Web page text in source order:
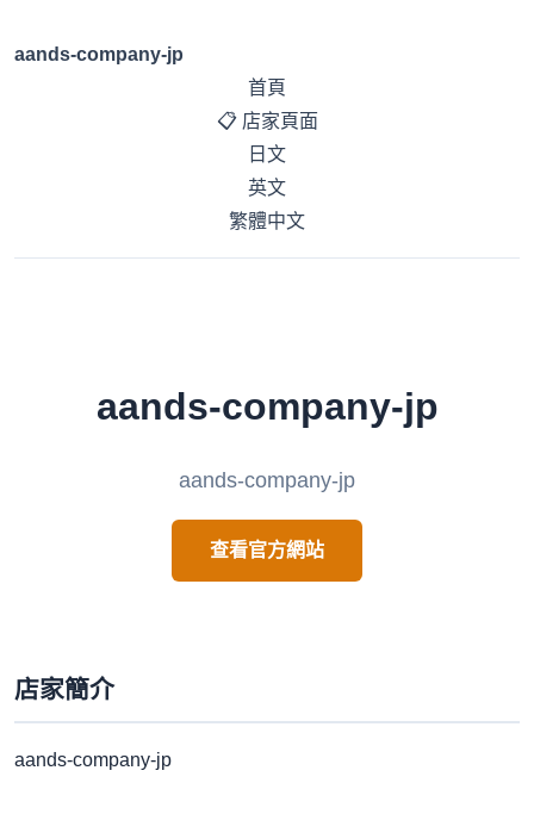
aands-company-jp
首頁
📋 店家頁面
日文
英文
繁體中文
aands-company-jp
aands-company-jp
查看官方網站
店家簡介
aands-company-jp